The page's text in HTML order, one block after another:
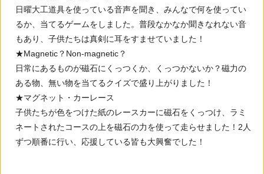
日曜大工道具を使っている音声を聞き、みんなで何を使ってい
るか、当てるゲームをしました。普段なかなか聞きなれない音
もあり、子供たちは真剣に耳をすませていました！
★Magnetic？Non-magnetic？
日常にあるものが磁石にくっつくか、くっつかないか？磁力の
ある物、無い物を当てるクイズで盛り上がりました！
★マグネット・カーレース
子供たちが色をつけた紙のレースカーに磁石をくっつけ、ラミ
ネートされたコースの上を磁石の力を使って走らせました！2人
ずつ順番に行い、応援している皆も大興奮でした！